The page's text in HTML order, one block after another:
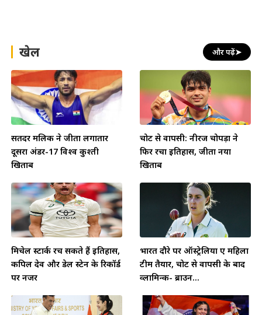
खेल और पढ़ें➤
सतिंदर मलिक ने जीता लगातार
दूसरा अंडर-17 विश्व कुश्ती
खिताब
चोट से वापसी: नीरज चोपड़ा ने
फिर रचा इतिहास, जीता नया
खिताब
मिचेल स्टार्क रच सकते हैं इतिहास,
कपिल देव और डेल स्टेन के रिकॉर्ड
पर नजर
भारत दौरे पर ऑस्ट्रेलिया ए महिला
टीम तैयार, चोट से वापसी के बाद
व्लामिन्क- ब्राउन...